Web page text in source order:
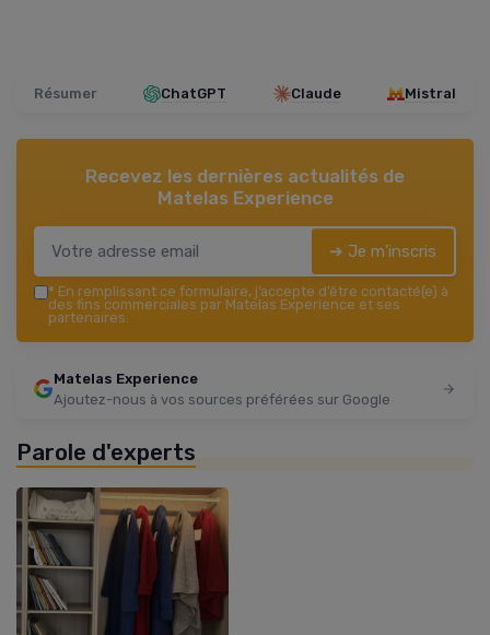
Résumer ChatGPT Claude Mistral
Recevez les dernières actualités de
Matelas Experience
➔ Je m'inscris
* En remplissant ce formulaire, j’accepte d’être contacté(e) à
des fins commerciales par Matelas Experience et ses
partenaires.
Matelas Experience
Ajoutez-nous à vos sources préférées sur Google
Parole d'experts